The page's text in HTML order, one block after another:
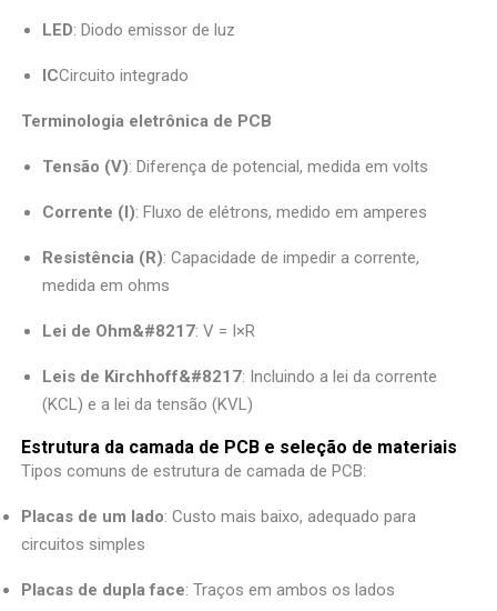
LED: Diodo emissor de luz
ICCircuito integrado
Terminologia eletrônica de PCB
Tensão (V): Diferença de potencial, medida em volts
Corrente (I): Fluxo de elétrons, medido em amperes
Resistência (R): Capacidade de impedir a corrente,
medida em ohms
Lei de Ohm&#8217: V = I×R
Leis de Kirchhoff&#8217: Incluindo a lei da corrente
(KCL) e a lei da tensão (KVL)
Estrutura da camada de PCB e seleção de materiais
Tipos comuns de estrutura de camada de PCB:
Placas de um lado: Custo mais baixo, adequado para
circuitos simples
Placas de dupla face: Traços em ambos os lados